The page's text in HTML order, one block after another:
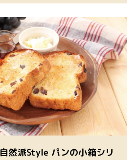
自然派Style パンの小箱シリ